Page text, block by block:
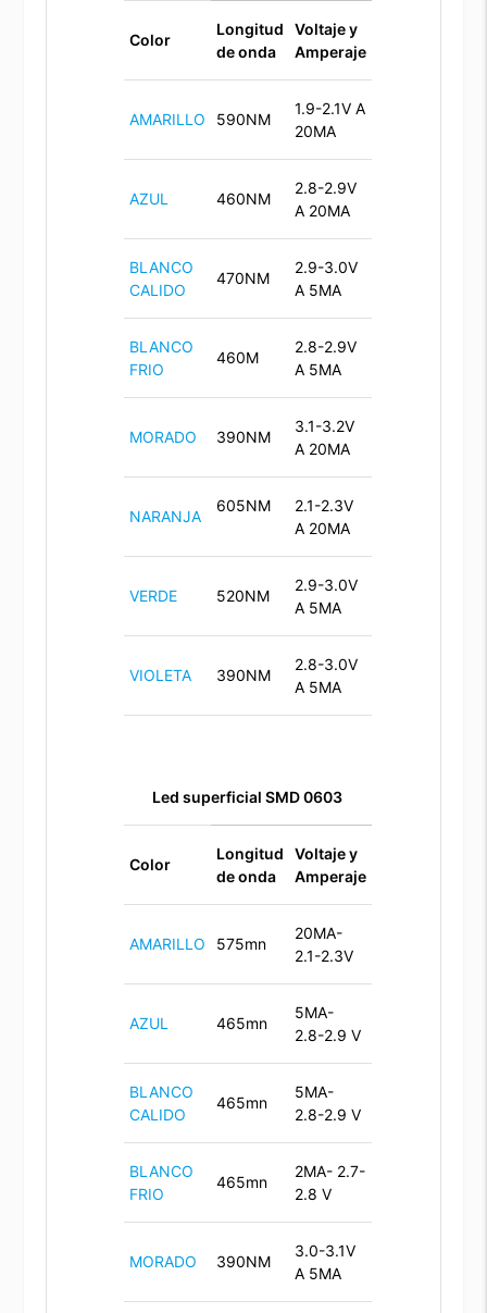
Color
Longitud
de onda
Voltaje y
Amperaje
AMARILLO 590NM
1.9-2.1V A
20MA
AZUL 460NM
2.8-2.9V
A 20MA
BLANCO
CALIDO
470NM
2.9-3.0V
A 5MA
BLANCO
FRIO
460M
2.8-2.9V
A 5MA
MORADO 390NM
3.1-3.2V
A 20MA
NARANJA
605NM
2.1-2.3V
A 20MA
VERDE 520NM
2.9-3.0V
A 5MA
VIOLETA 390NM
2.8-3.0V
A 5MA
Led superficial SMD 0603
Color
Longitud
de onda
Voltaje y
Amperaje
AMARILLO 575mn
20MA-
2.1-2.3V
AZUL 465mn
5MA-
2.8-2.9 V
BLANCO
CALIDO
465mn
5MA-
2.8-2.9 V
BLANCO
FRIO
465mn
2MA- 2.7-
2.8 V
MORADO 390NM
3.0-3.1V
A 5MA